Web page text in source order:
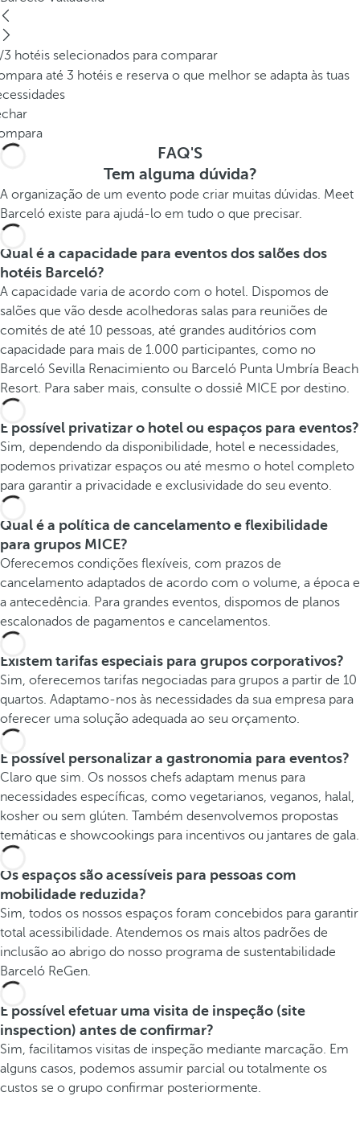
/3 hotéis selecionados para comparar
até 3 hotéis e reserva o que melhor se adapta às tuas
FAQ'S
Tem alguma dúvida?
A organização de um evento pode criar muitas dúvidas. Meet
Barceló existe para ajudá-lo em tudo o que precisar.
Qual é a capacidade para eventos dos salões dos
hotéis Barceló?
A capacidade varia de acordo com o hotel. Dispomos de
salões que vão desde acolhedoras salas para reuniões de
comités de até 10 pessoas, até grandes auditórios com
capacidade para mais de 1.000 participantes, como no
Barceló Sevilla Renacimiento ou Barceló Punta Umbría Beach
Resort. Para saber mais, consulte o dossiê MICE por destino.
É possível privatizar o hotel ou espaços para eventos?
Sim, dependendo da disponibilidade, hotel e necessidades,
podemos privatizar espaços ou até mesmo o hotel completo
para garantir a privacidade e exclusividade do seu evento.
Qual é a política de cancelamento e flexibilidade
para grupos MICE?
Oferecemos condições flexíveis, com prazos de
cancelamento adaptados de acordo com o volume, a época e
a antecedência. Para grandes eventos, dispomos de planos
escalonados de pagamentos e cancelamentos.
Existem tarifas especiais para grupos corporativos?
Sim, oferecemos tarifas negociadas para grupos a partir de 10
quartos. Adaptamo-nos às necessidades da sua empresa para
oferecer uma solução adequada ao seu orçamento.
É possível personalizar a gastronomia para eventos?
Claro que sim. Os nossos chefs adaptam menus para
necessidades específicas, como vegetarianos, veganos, halal,
kosher ou sem glúten. Também desenvolvemos propostas
temáticas e showcookings para incentivos ou jantares de gala.
Os espaços são acessíveis para pessoas com
mobilidade reduzida?
Sim, todos os nossos espaços foram concebidos para garantir
total acessibilidade. Atendemos os mais altos padrões de
inclusão ao abrigo do nosso programa de sustentabilidade
Barceló ReGen.
É possível efetuar uma visita de inspeção (site
inspection) antes de confirmar?
Sim, facilitamos visitas de inspeção mediante marcação. Em
alguns casos, podemos assumir parcial ou totalmente os
custos se o grupo confirmar posteriormente.